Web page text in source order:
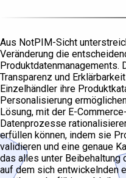
Aus NotPIM-Sicht
Veränderung die
Produktdatenmanagements.
Transparenz und
Einzelhändler ihre
Personalisierung
Lösung, mit der E-
Datenprozesse
erfüllen können, indem sie
validieren und eine genaue
das alles unter Beibehaltung
auf dem sich entwickelnden